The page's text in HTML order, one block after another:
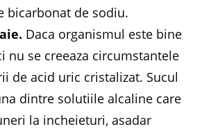
bicarbonat de sodiu.
Daca organismul este bine
nu se creeaza circumstantele
de acid uric cristalizat. Sucul
dintre solutiile alcaline care
la incheieturi, asadar